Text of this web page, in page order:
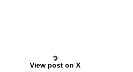
View post on X